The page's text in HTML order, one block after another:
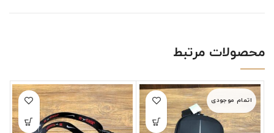
محصولات مرتبط
اتمام موجودی